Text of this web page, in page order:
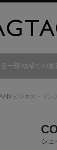
一部地域での
ビジネス・ドレ
シュ